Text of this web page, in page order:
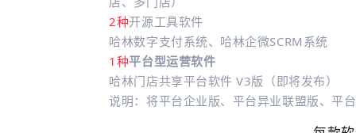
2种开源工具软件
哈林数字支付系统、哈林企微SCRM系统
1种平台型运营软件
哈林门店共享平台软件 V3版（即将发布）
说明：将平台企业版、平台异业联盟版、平